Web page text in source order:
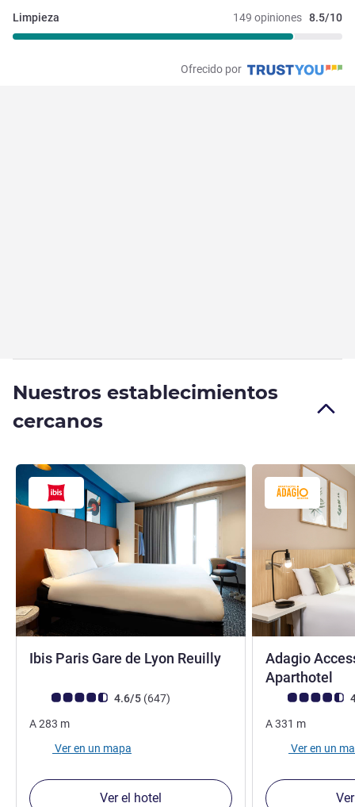
149 opiniones 8.5/10
Limpieza
Ofrecido por
Nuestros establecimientos
cercanos
Ibis Paris Gare de Lyon Reuilly3 estrellas
Nota de clientes de Avis (Clasificación de ALL)
4.6/5 (647opiniones
)
A283 m
Ver en un mapa
Ver el hotel
Adagio
Aparthotel
Nota de clientes
A331 m
Ver en un